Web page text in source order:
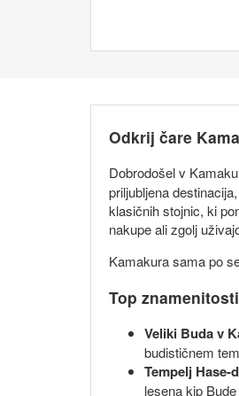
Odkrij čare
Dobrodošel v
priljubljena
klasičnih stojnic, ki
nakupe ali zgolj
Kamakura sama po
Top
Veliki Buda v
budističnem
Tempelj Hase-
lesena kip